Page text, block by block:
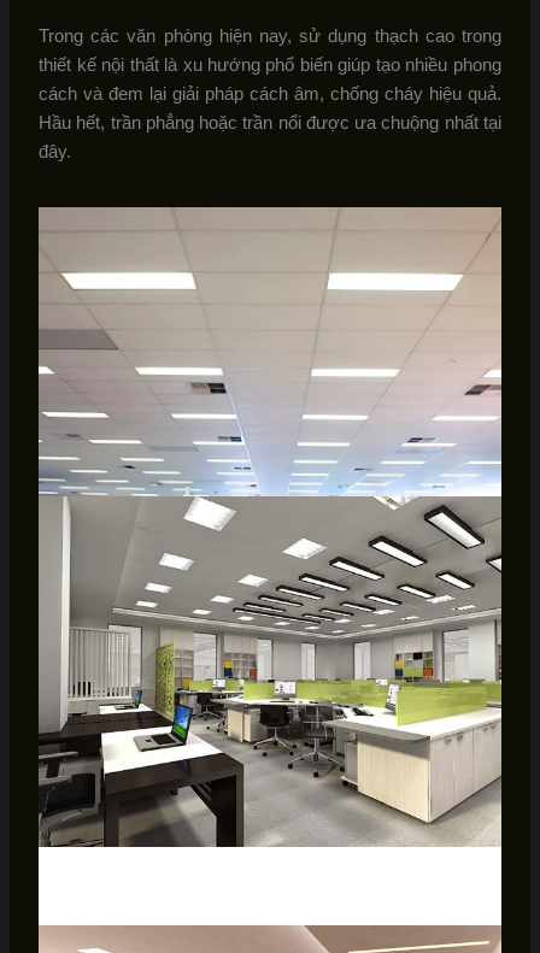
Trong các văn phòng hiện nay, sử dụng thạch cao trong
thiết kế nội thất là xu hướng phổ biến giúp tạo nhiều phong
cách và đem lại giải pháp cách âm, chống cháy hiệu quả.
Hầu hết, trần phẳng hoặc trần nổi được ưa chuộng nhất tại
đây.